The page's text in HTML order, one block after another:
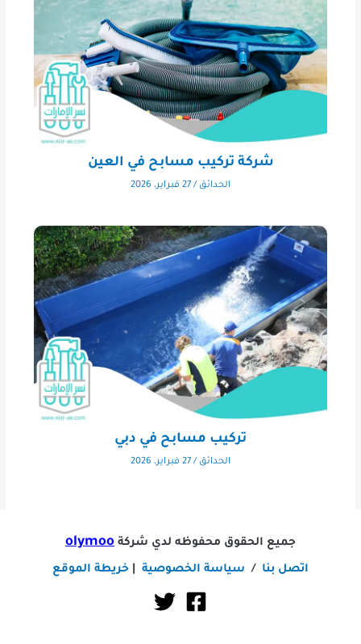
شركة تركيب مسابح في العين
الحدائق / 27 فبراير، 2026
تركيب مسابح في دبي
الحدائق / 27 فبراير، 2026
جميع الحقوق محفوظه لدي شركة olymoo
اتصل بنا / سياسة الخصوصية خريطة الموقع